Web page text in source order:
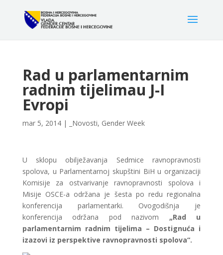
Rad u parlamentarnim
radnim tijelimau J-I
Evropi
mar 5, 2014| _Novosti, Gender Week
U sklopu obilježavanja Sedmice ravnopravnosti
spolova, u Parlamentarnoj skupštini BiH u organizaciji
Komisije za ostvarivanje ravnopravnosti spolova i
Misije OSCE-a održana je šesta po redu regionalna
konferencija parlamentarki. Ovogodišnja je
konferencija održana pod nazivom „Rad u
parlamentarnim radnim tijelima – Dostignuća i
izazovi iz perspektive ravnopravnosti spolova“.